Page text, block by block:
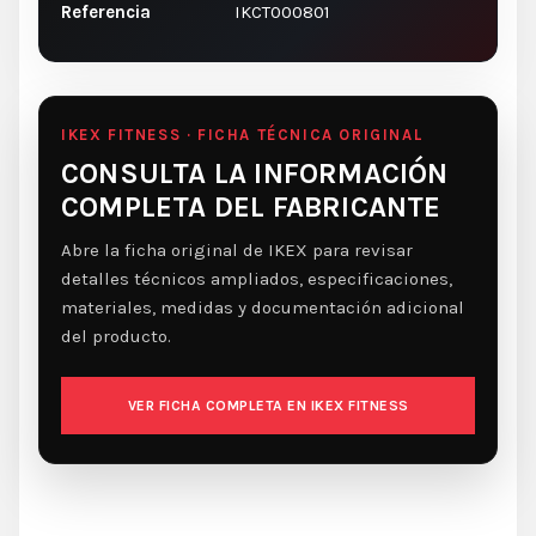
Referencia IKCT000801
IKEX FITNESS · FICHA TÉCNICA ORIGINAL
CONSULTA LA INFORMACIÓN
COMPLETA DEL FABRICANTE
Abre la ficha original de IKEX para revisar
detalles técnicos ampliados, especificaciones,
materiales, medidas y documentación adicional
del producto.
VER FICHA COMPLETA EN IKEX FITNESS